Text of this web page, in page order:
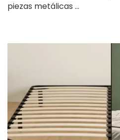
piezas metálicas …